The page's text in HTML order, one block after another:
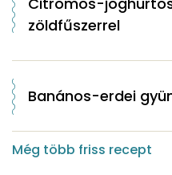
zöldfűszerrel
Banános-erdei
Még több friss recept